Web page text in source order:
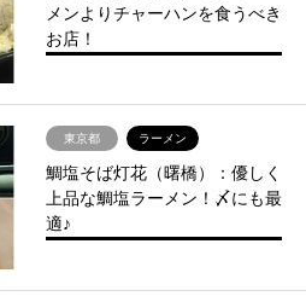
メンよりチャーハンを食うべき
お店！
東京都 ラーメン
鯛塩そば灯花（曙橋）：優しく
上品な鯛塩ラーメン！〆にも最
適♪